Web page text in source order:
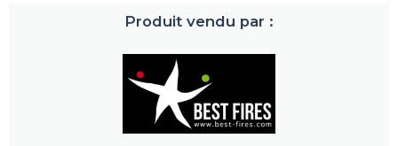
Produit vendu par :